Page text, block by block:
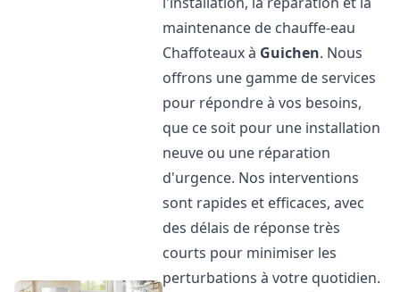
maintenance de chauffe-eau
Chaffoteaux à Guichen. Nous
offrons une gamme de services
pour répondre à vos besoins,
que ce soit pour une installation
neuve ou une réparation
d'urgence. Nos interventions
sont rapides et efficaces, avec
des délais de réponse très
courts pour minimiser les
perturbations à votre quotidien.